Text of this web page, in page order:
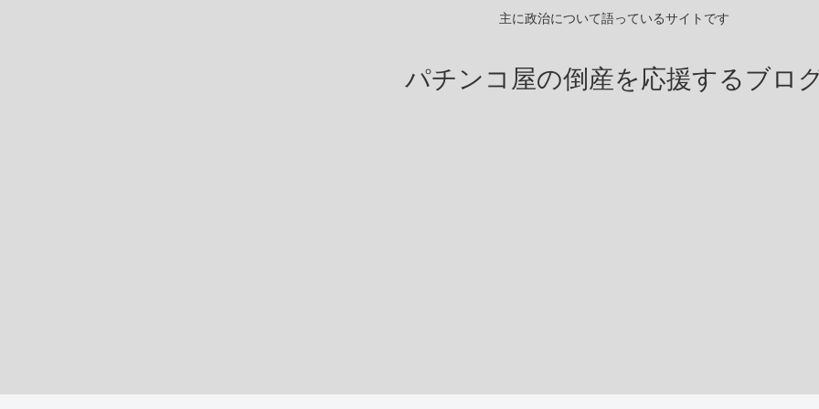
主に政治について語っているサイトです
パチンコ屋の倒産を応援するブロ